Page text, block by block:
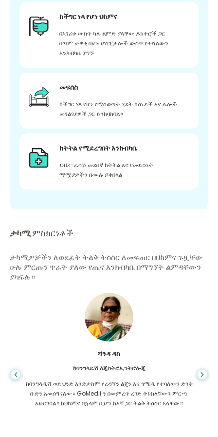
ከችግር ነጻ የሆነ ህክምና
በአገሪቱ ውስጥ ካሉ ልምድ ያላቸው ዶክተሮች ጋር
በጣም ታዋቂ በሆኑ ሆስፒታሎች ውስጥ የተሻለውን
እንክብካቤ ያግኙ
መፍሰስ
ከችግር ነጻ የሆነ የማስወጣት ሂደት ከሰነዶች እና ሌሎች
መገልገያዎች ጋር ይንከባከባል።
ክትትል የሚደረግበት እንክብካቤ
ድህረ-ፈሳሽ መደበኛ ክትትል እና የመድኃኒት
ማሟያዎችን በሙሉ ይቀበላል
ታካሚምስክርነቶች
ታካሚዎቻችን ለወደፊት ትልቅ ትስስር ለመፍጠር በህክምና ጉዟቸው
ሁሉ ምርጡን ጥራት ያለው የጤና እንክብካቤ በማግኘት ልምዳቸውን
ያካፍሉ።
ሻንዳ ዳስ
ከባንግላዴሽ ለጂስትሮኢንትሮሎጂ
ከባንግላዲሽ ወደ ህንድ እንድታከም የረዳኝን ልጄን እና ጎሜዲ የተባለውን ድንቅ
ቡድን አመሰግናለው። GoMedii ን በመምረጥ ረገድ ትክክለኛውን ምርጫ
አድርገናል። ከህክምና በኋላም ቢሆን ከእኛ ጋር ትልቅ ትስስር አላቸው።